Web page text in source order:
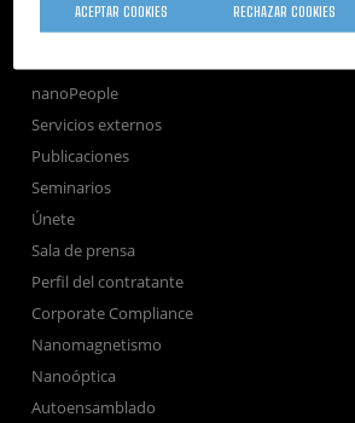
Formación
nanoPeople
Servicios externos
Publicaciones
Seminarios
Únete
Sala de prensa
Perfil del contratante
Corporate Compliance
Nanomagnetismo
Nanoóptica
Autoensamblado
RECHAZAR COOKIES
ACEPTAR COOKIES